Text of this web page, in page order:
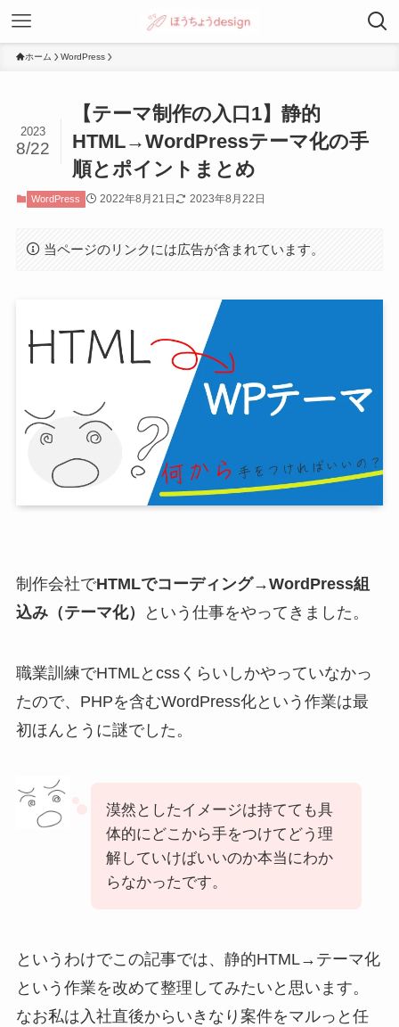
ホーム WordPress
【テーマ制作の入口1】静的
HTML→WordPressテーマ化の手
順とポイントまとめ
2023
8/22
WordPress 2022年8月21日 2023年8月22日
当ページのリンクには広告が含まれています。
制作会社でHTMLでコーディング→WordPress組
込み（テーマ化）
という仕事をやってきました。
職業訓練でHTMLとcssくらいしかやっていなかっ
たので、PHPを含むWordPress化という作業は最
初ほんとうに謎でした。
漠然としたイメージは持てても具
体的にどこから手をつけてどう理
解していけばいいのか本当にわか
らなかったです。
というわけでこの記事では、静的HTML→テーマ化
という作業を改めて整理してみたいと思います。
なお私は入社直後からいきなり案件をマルっと任